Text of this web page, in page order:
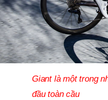
Giant là một trong
đầu toàn cầu